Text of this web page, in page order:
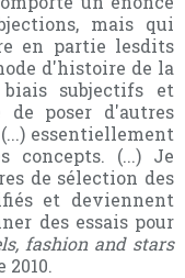
mais qui
en partie lesdits
d'histoire de la
subjectifs et
poser d'autres
essentiellement
concepts. (...) Je
de sélection des
et deviennent
des essais pour
fashion and stars